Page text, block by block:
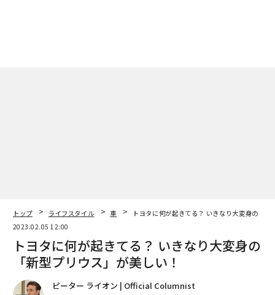
トップ ライフスタイル 車
トヨタに何が起きてる？ いきなり大変身の「
2023.02.05 12:00
トヨタに何が起きてる？ いきなり大変身の
「新型プリウス」が美しい！
ピーター ライオン | Official Columnist